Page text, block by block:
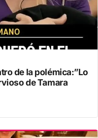
de la polémica:”Lo
de Tamara